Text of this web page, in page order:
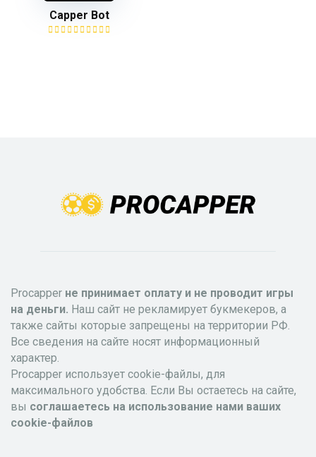
Capper Bot
Procapper не принимает оплату и не проводит игры
на деньги. Наш сайт не рекламирует букмекеров, а
также сайты которые запрещены на территории РФ.
Все сведения на сайте носят информационный
характер.
Procapper использует cookie-файлы, для
максимального удобства. Если Вы остаетесь на сайте,
вы соглашаетесь на использование нами ваших
cookie-файлов